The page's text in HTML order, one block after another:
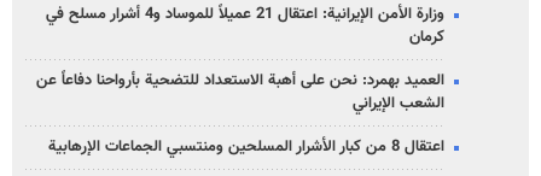
وزارة الأمن الإيرانية: اعتقال 21 عميلاً للموساد و4 أشرار مسلح في
كرمان
العميد بهمرد: نحن على أهبة الاستعداد للتضحية بأرواحنا دفاعاً عن
الشعب الإيراني
اعتقال 8 من كبار الأشرار المسلحين ومنتسبي الجماعات الإرهابية